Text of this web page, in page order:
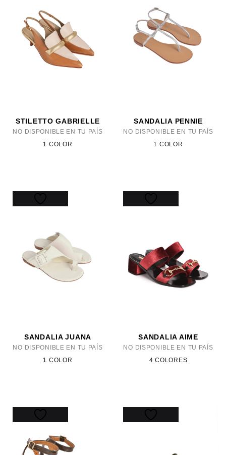
STILETTO GABRIELLE
NO DISPONIBLE EN TU PAÍS
1 COLOR
SANDALIA PENNIE
NO DISPONIBLE EN TU PAÍS
1 COLOR
SANDALIA JUANA
NO DISPONIBLE EN TU PAÍS
1 COLOR
SANDALIA AIME
NO DISPONIBLE EN TU PAÍS
4 COLORES